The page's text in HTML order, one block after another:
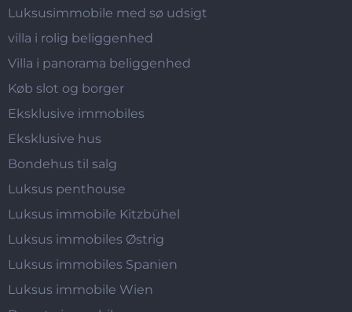
Luksusimmobile med sø udsigt
villa i rolig beliggenhed
Villa i panorama beliggenhed
Køb slot og borger
Eksklusive immobiles
Eksklusive hus
Bondehus til salg
Luksus penthouse
Luksus immobile Kitzbühel
Luksus immobiles Østrig
Luksus immobiles Spanien
Luksus immobile Wien